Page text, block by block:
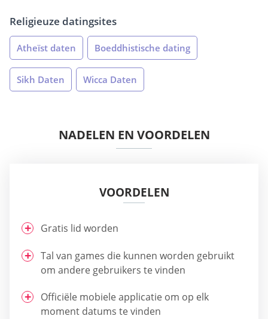
Religieuze datingsites
Atheïst daten Boeddhistische dating
Sikh Daten Wicca Daten
NADELEN EN VOORDELEN
VOORDELEN
Gratis lid worden
Tal van games die kunnen worden gebruikt
om andere gebruikers te vinden
Officiële mobiele applicatie om op elk
moment datums te vinden